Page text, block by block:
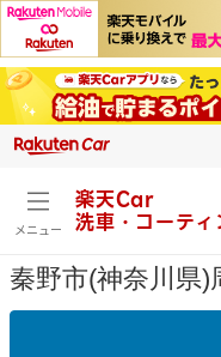
メニュー
楽天Car
洗車・コーティ
秦野市(神奈川県